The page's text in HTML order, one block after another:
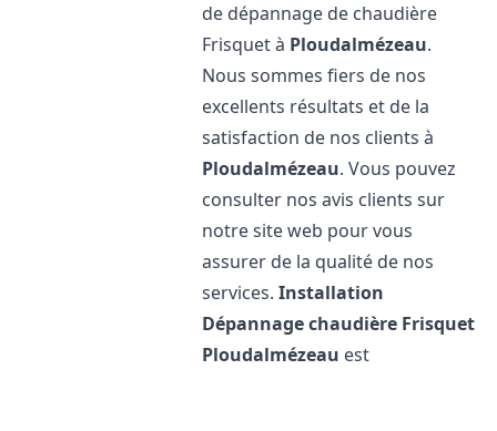
de dépannage de chaudière
Frisquet à Ploudalmézeau.
Nous sommes fiers de nos
excellents résultats et de la
satisfaction de nos clients à
Ploudalmézeau. Vous pouvez
consulter nos avis clients sur
notre site web pour vous
assurer de la qualité de nos
services.Installation
Dépannage chaudière Frisquet
Ploudalmézeau est